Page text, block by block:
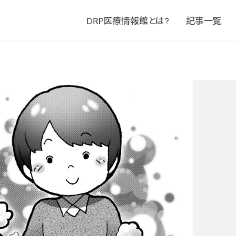
DRP医療情報館とは? 記事一覧